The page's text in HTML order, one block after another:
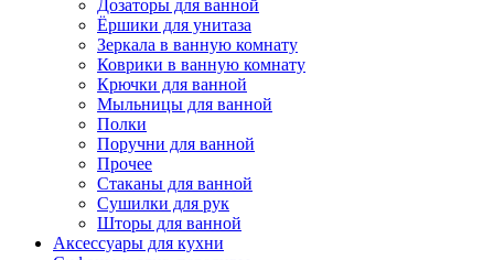
Дозаторы для ванной
Ёршики для унитаза
Зеркала в ванную комнату
Коврики в ванную комнату
Крючки для ванной
Мыльницы для ванной
Полки
Поручни для ванной
Прочее
Стаканы для ванной
Сушилки для рук
Шторы для ванной
Аксессуары для кухни